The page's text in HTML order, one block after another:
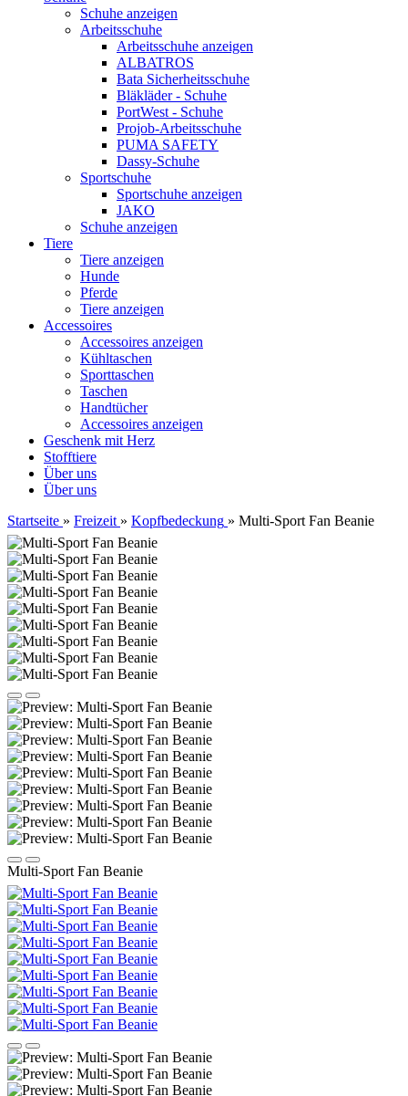
Schuhe anzeigen
Arbeitsschuhe
Arbeitsschuhe anzeigen
ALBATROS
Bata Sicherheitsschuhe
Bläkläder - Schuhe
PortWest - Schuhe
Projob-Arbeitsschuhe
PUMA SAFETY
Dassy-Schuhe
Sportschuhe
Sportschuhe anzeigen
JAKO
Schuhe anzeigen
Tiere
Tiere anzeigen
Hunde
Pferde
Tiere anzeigen
Accessoires
Accessoires anzeigen
Kühltaschen
Sporttaschen
Taschen
Handtücher
Accessoires anzeigen
Geschenk mit Herz
Stofftiere
Über uns
Über uns
Startseite » Freizeit » Kopfbedeckung » Multi-Sport Fan Beanie
Multi-Sport Fan Beanie